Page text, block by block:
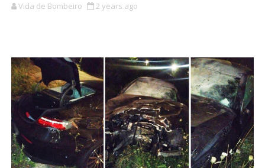
Vida de Bombeiro 2 years ago